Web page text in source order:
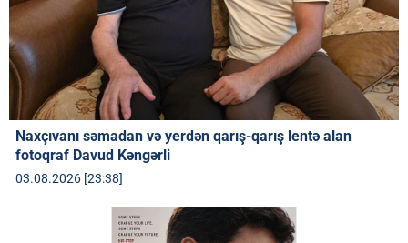
Naxçıvanı səmadan və yerdən qarış-qarış lentə alan
fotoqraf Davud Kəngərli
03.08.2026 [23:38]